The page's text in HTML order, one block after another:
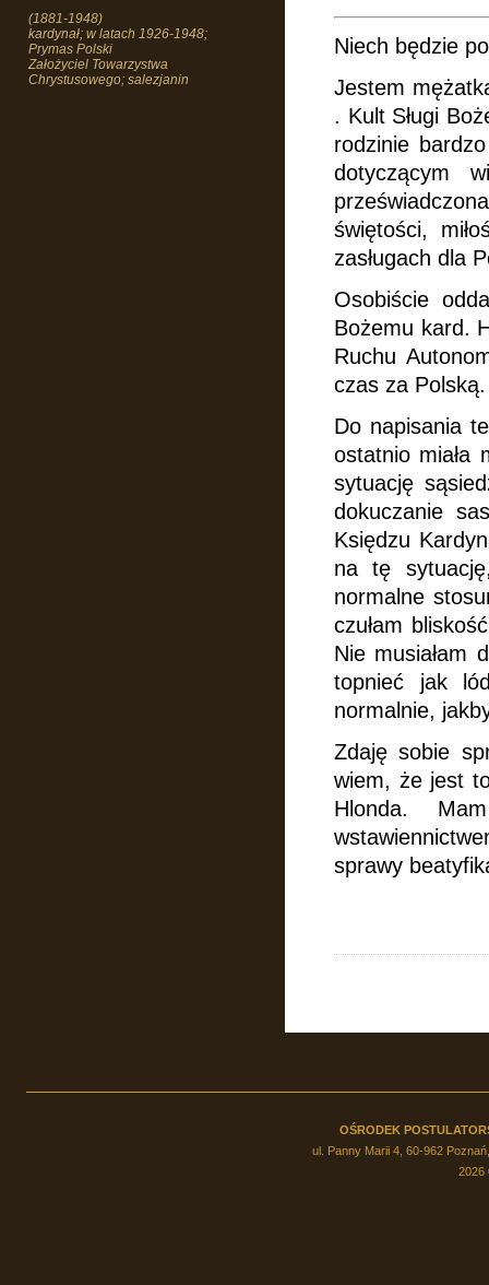
(1881-1948)
kardynał; w latach 1926-1948;
Prymas Polski
Założyciel Towarzystwa
Chrystusowego; salezjanin
Niech będzie
Jestem
. Kult Sługi
rodzinie
dotyczącym
świętości,
zasługach dla
Osobiście
Bożemu kard.
Ruchu
czas za Polską.
Do napisania
ostatnio miała
sytuację
dokuczanie
Księdzu
na tę
normalne
czułam
Nie musiałam
topnieć jak
normalnie,
Zdaję sobie
wiem, że jest
Hlonda.
sprawy
OŚRODEK
ul. Panny Marii 4, 60-962
2026